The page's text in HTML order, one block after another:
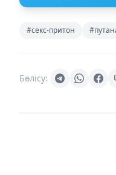
#секс-притон
Бөлісу: